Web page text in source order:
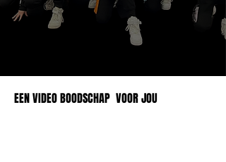
EEN VIDEO BOODSCHAP VOOR JOU